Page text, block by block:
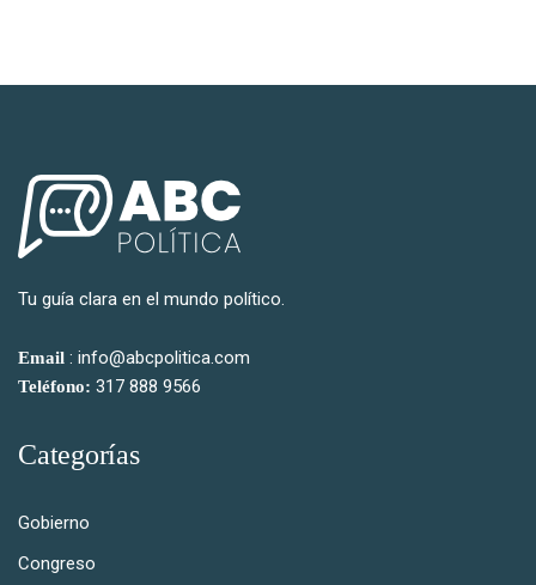
Tu guía clara en el mundo político.
Email : info@abcpolitica.com
Teléfono: 317 888 9566
Categorías
Gobierno
Congreso